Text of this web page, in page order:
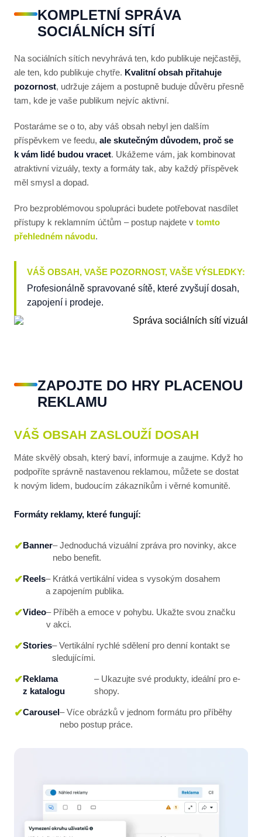
KOMPLETNÍ SPRÁVA
SOCIÁLNÍCH SÍTÍ
Na sociálních sítích nevyhrává ten, kdo publikuje nejčastěji,
ale ten, kdo publikuje chytře. Kvalitní obsah přitahuje
pozornost, udržuje zájem a postupně buduje důvěru přesně
tam, kde je vaše publikum nejvíc aktivní.
Postaráme se o to, aby váš obsah nebyl jen dalším
příspěvkem ve feedu, ale skutečným důvodem, proč se
k vám lidé budou vracet. Ukážeme vám, jak kombinovat
atraktivní vizuály, texty a formáty tak, aby každý příspěvek
měl smysl a dopad.
Pro bezproblémovou spolupráci budete potřebovat nasdílet
přístupy k reklamním účtům – postup najdete v tomto
přehledném návodu.
VÁŠ OBSAH, VAŠE POZORNOST, VAŠE VÝSLEDKY:
Profesionálně spravované sítě, které zvyšují dosah,
zapojení i prodeje.
ZAPOJTE DO HRY PLACENOU
REKLAMU
VÁŠ OBSAH ZASLOUŽÍ DOSAH
Máte skvělý obsah, který baví, informuje a zaujme. Když ho
podpoříte správně nastavenou reklamou, můžete se dostat
k novým lidem, budoucím zákazníkům i věrné komunitě.
Formáty reklamy, které fungují:
Banner– Jednoduchá vizuální zpráva pro novinky, akce
nebo benefit.
Reels– Krátká vertikální videa s vysokým dosahem
a zapojením publika.
Video– Příběh a emoce v pohybu. Ukažte svou značku
v akci.
Stories– Vertikální rychlé sdělení pro denní kontakt se
sledujícími.
Reklama
z katalogu
– Ukazujte své produkty, ideální pro e-
shopy.
Carousel– Více obrázků v jednom formátu pro příběhy
nebo postup práce.